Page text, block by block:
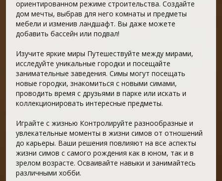
ориентированном режиме строительства. Создайте
дом мечты, выбрав для него комнаты и предметы
мебели и изменив ландшафт. Вы даже можете
добавить бассейн или подвал!
Изучите яркие миры Путешествуйте между мирами,
исследуйте уникальные городки и посещайте
занимательные заведения. Симы могут посещать
новые городки, знакомиться с новыми симами,
проводить время с друзьями в парке или искать и
коллекционировать интересные предметы.
Играйте с жизнью Контролируйте разнообразные и
увлекательные моменты в жизни симов от отношений
до карьеры. Ваши решения повлияют на все аспекты
жизни симов с самого рождения как в юном, так и в
зрелом возрасте. Осваивайте навыки и занимайтесь
различными хобби.